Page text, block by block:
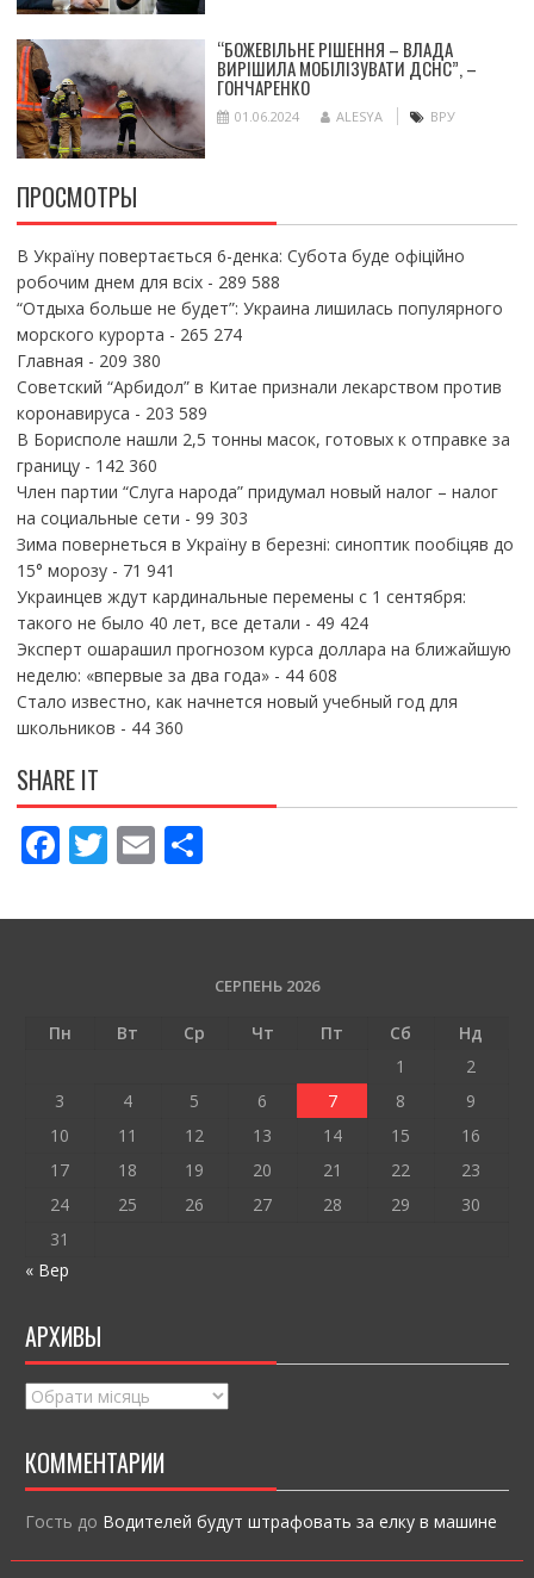
“БОЖЕВІЛЬНЕ РІШЕННЯ – ВЛАДА
ВИРІШИЛА МОБІЛІЗУВАТИ ДСНС”, –
ГОНЧАРЕНКО
01.06.2024 ALESYA ВРУ
ПРОСМОТРЫ
В Україну повертається 6-денка: Субота буде офіційно
робочим днем для всіх- 289 588
“Отдыха больше не будет”: Украина лишилась популярного
морского курорта - 265 274
Главная - 209 380
Советский “Арбидол” в Китае признали лекарством против
коронавируса - 203 589
В Борисполе нашли 2,5 тонны масок, готовых к отправке за
границу- 142 360
Член партии “Слуга народа” придумал новый налог – налог
на социальные сети - 99 303
Зима повернеться в Україну в березні: синоптик пообіцяв до
15° морозу- 71 941
Украинцев ждут кардинальные перемены с 1 сентября:
такого не было 40 лет, все детали - 49 424
Эксперт ошарашил прогнозом курса доллара на ближайшую
неделю: «впервые за два года»- 44 608
Стало известно, как начнется новый учебный год для
школьников - 44 360
SHARE IT
F
ac
e
o
T
w
itt
E
m
ai
П
ді
и
т
СЕРПЕНЬ 2026
Пн Вт Ср Чт Пт Сб
Нд
1
2
3
4 5 6 7 8
9
10
11 12 13 14 15
16
17
18 19 20 21 22
23
24
25 26 27 28 29
30
31
« Вер
АРХИВЫ
Архивы
КОММЕНТАРИИ
Гость до Водителей будут штрафовать за елку в машине